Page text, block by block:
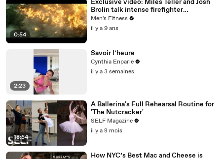
0:54
Exclusive video: Miles Teller and Josh
Brolin talk intense firefighter
bootcamp for ‘Only the Brave’
Men's Fitness
il y a 9 ans
2:23
Savoir l’heure
Cynthia Enparle
il y a 3 semaines
18:54
A Ballerina's Full Rehearsal Routine for
'The Nutcracker'
SELF Magazine
il y a 8 mois
How NYC’s Best Mac and Cheese is